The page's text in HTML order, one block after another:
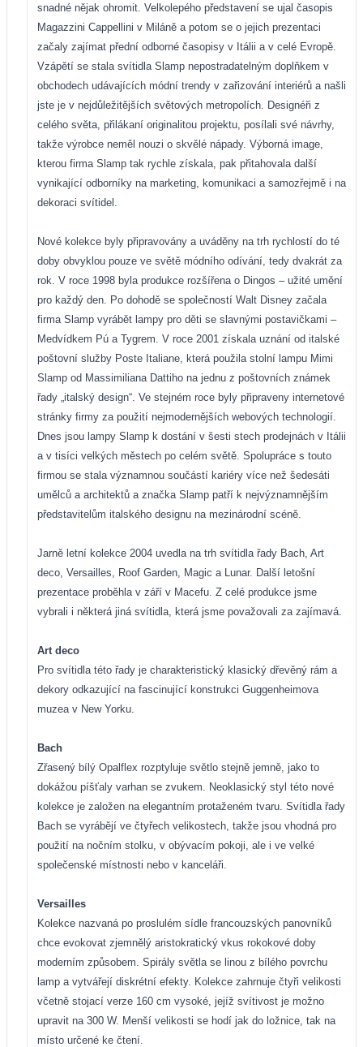
snadné nějak ohromit. Velkolepého představení se ujal časopis
Magazzini Cappellini v Miláně a potom se o jejich prezentaci
začaly zajímat přední odborné časopisy v Itálii a v celé Evropě.
Vzápětí se stala svítidla Slamp nepostradatelným doplňkem v
obchodech udávajících módní trendy v zařizování interiérů a našli
jste je v nejdůležitějších světových metropolích. Designéři z
celého světa, přilákaní originalitou projektu, posílali své návrhy,
takže výrobce neměl nouzi o skvělé nápady. Výborná image,
kterou firma Slamp tak rychle získala, pak přitahovala další
vynikající odborníky na marketing, komunikaci a samozřejmě i na
dekoraci svítidel.
Nové kolekce byly připravovány a uváděny na trh rychlostí do té
doby obvyklou pouze ve světě módního odívání, tedy dvakrát za
rok. V roce 1998 byla produkce rozšířena o Dingos – užité umění
pro každý den. Po dohodě se společností Walt Disney začala
firma Slamp vyrábět lampy pro děti se slavnými postavičkami –
Medvídkem Pú a Tygrem. V roce 2001 získala uznání od italské
poštovní služby Poste Italiane, která použila stolní lampu Mimi
Slamp od Massimiliana Dattiho na jednu z poštovních známek
řady „italský design“. Ve stejném roce byly připraveny internetové
stránky firmy za použití nejmodernějších webových technologií.
Dnes jsou lampy Slamp k dostání v šesti stech prodejnách v Itálii
a v tisíci velkých městech po celém světě. Spolupráce s touto
firmou se stala významnou součástí kariéry více než šedesáti
umělců a architektů a značka Slamp patří k nejvýznamnějším
představitelům italského designu na mezinárodní scéně.
Jarně letní kolekce 2004 uvedla na trh svítidla řady Bach, Art
deco, Versailles, Roof Garden, Magic a Lunar. Další letošní
prezentace proběhla v září v Macefu. Z celé produkce jsme
vybrali i některá jiná svítidla, která jsme považovali za zajímavá.
Art deco
Pro svítidla této řady je charakteristický klasický dřevěný rám a
dekory odkazující na fascinující konstrukci Guggenheimova
muzea v New Yorku.
Bach
Zřasený bílý Opalflex rozptyluje světlo stejně jemně, jako to
dokážou píšťaly varhan se zvukem. Neoklasický styl této nové
kolekce je založen na elegantním protaženém tvaru. Svítidla řady
Bach se vyrábějí ve čtyřech velikostech, takže jsou vhodná pro
použití na nočním stolku, v obývacím pokoji, ale i ve velké
společenské místnosti nebo v kanceláři.
Versailles
Kolekce nazvaná po proslulém sídle francouzských panovníků
chce evokovat zjemnělý aristokratický vkus rokokové doby
moderním způsobem. Spirály světla se linou z bílého povrchu
lamp a vytvářejí diskrétní efekty. Kolekce zahrnuje čtyři velikosti
včetně stojací verze 160 cm vysoké, jejíž svítivost je možno
upravit na 300 W. Menší velikosti se hodí jak do ložnice, tak na
místo určené ke čtení.